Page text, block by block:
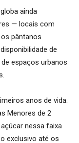
ainda
— locais com
pântanos
de
espaços urbanos
anos de vida.
Menores de 2
nessa faixa
exclusivo até os